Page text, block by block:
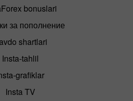
bonuslari
за пополнение
shartlari
Insta-tahlil
grafiklar
Insta TV